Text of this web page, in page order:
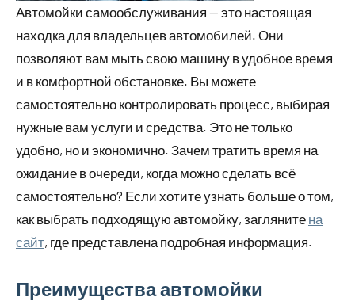
Автомойки самообслуживания — это настоящая
находка для владельцев автомобилей. Они
позволяют вам мыть свою машину в удобное время
и в комфортной обстановке. Вы можете
самостоятельно контролировать процесс, выбирая
нужные вам услуги и средства. Это не только
удобно, но и экономично. Зачем тратить время на
ожидание в очереди, когда можно сделать всё
самостоятельно? Если хотите узнать больше о том,
как выбрать подходящую автомойку, загляните на
сайт, где представлена подробная информация.
Преимущества автомойки